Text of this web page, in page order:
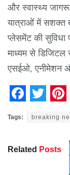
और स्वास्थ्य
यात्राओं में सशक्त
प्लेसमेंट की सुविधा
माध्यम से डिजिटल
एसईओ, एनीमेशन
Tags: breaking
Related Posts